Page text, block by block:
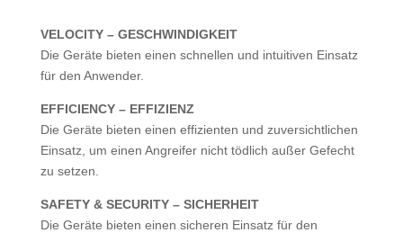
VELOCITY – GESCHWINDIGKEIT
Die Geräte bieten einen schnellen und intuitiven Einsatz
für den Anwender.
EFFICIENCY – EFFIZIENZ
Die Geräte bieten einen effizienten und zuversichtlichen
Einsatz, um einen Angreifer nicht tödlich außer Gefecht
zu setzen.
SAFETY & SECURITY – SICHERHEIT
Die Geräte bieten einen sicheren Einsatz für den